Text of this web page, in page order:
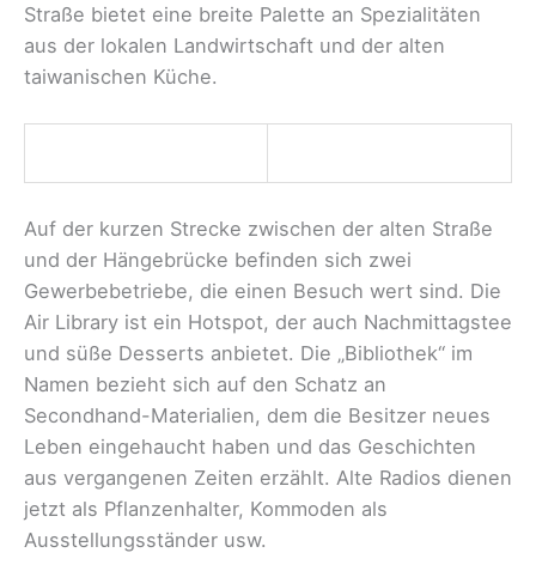
Straße bietet eine breite Palette an Spezialitäten
aus der lokalen Landwirtschaft und der alten
taiwanischen Küche.
Auf der kurzen Strecke zwischen der alten Straße
und der Hängebrücke befinden sich zwei
Gewerbebetriebe, die einen Besuch wert sind. Die
Air Library ist ein Hotspot, der auch Nachmittagstee
und süße Desserts anbietet. Die „Bibliothek“ im
Namen bezieht sich auf den Schatz an
Secondhand-Materialien, dem die Besitzer neues
Leben eingehaucht haben und das Geschichten
aus vergangenen Zeiten erzählt. Alte Radios dienen
jetzt als Pflanzenhalter, Kommoden als
Ausstellungsständer usw.